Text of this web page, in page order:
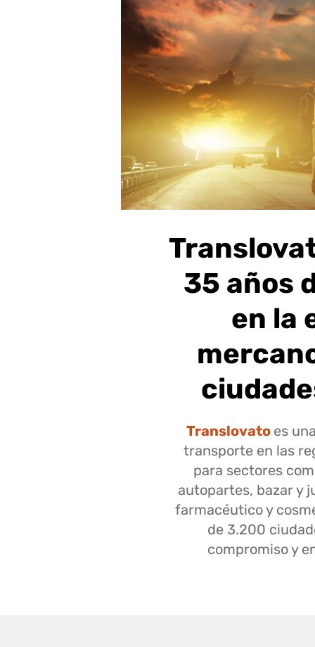
35 años
en la
Translovato es
transporte en las
para sectores
autopartes, bazar y
farmacéutico y
de 3.200
compromiso y